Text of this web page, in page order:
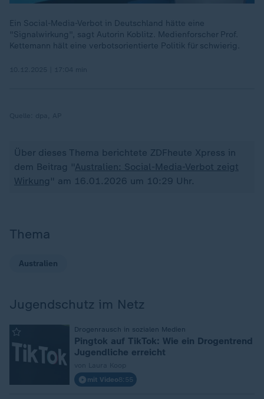
Ein Social-Media-Verbot in Deutschland hätte eine
"Signalwirkung", sagt Autorin Koblitz. Medienforscher Prof.
Kettemann hält eine verbotsorientierte Politik für schwierig.
Über dieses Thema berichtete ZDFheute Xpress in
dem Beitrag "Australien: Social-Media-Verbot zeigt
Wirkung " am 16.01.2026 um 10:29 Uhr.
Thema
Australien
Jugendschutz im Netz
Drogenrausch in sozialen Medien
Pingtok auf TikTok: Wie ein Drogentrend
Jugendliche erreicht
mit Video8:55